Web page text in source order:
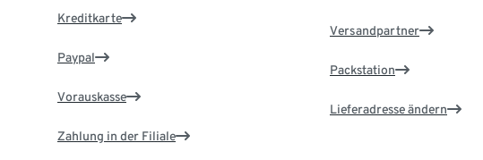
Kreditkarte
Paypal
Vorauskasse
Zahlung in der Filiale
Versandpartner
Packstation
Lieferadresse ändern